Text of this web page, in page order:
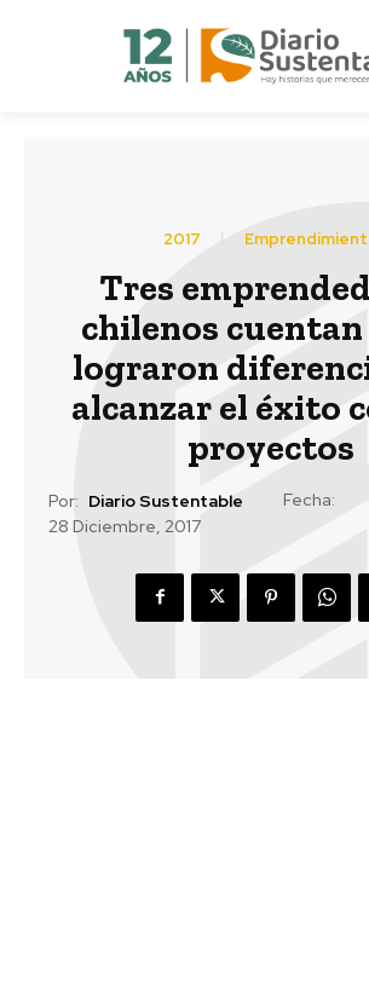
2017
Tres
chilenos
lograron
alcanzar el éxito
proyectos
Por: Diario Sustentable
Fecha:
28 Diciembre, 2017